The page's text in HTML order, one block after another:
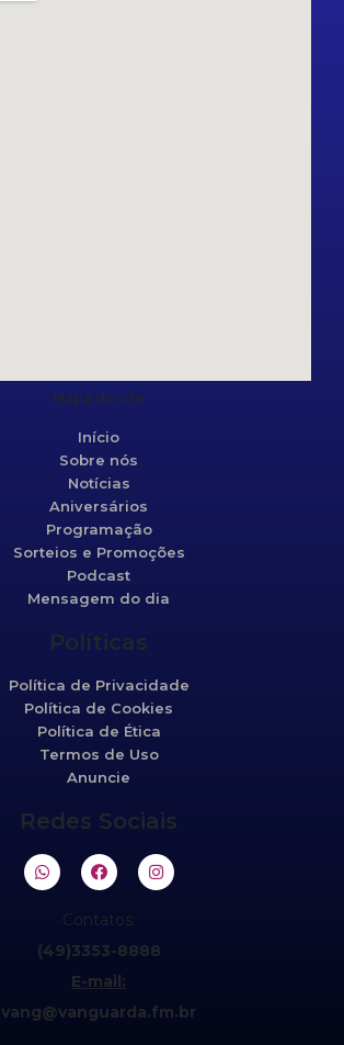
Mapa do site
Início
Sobre nós
Notícias
Aniversários
Programação
Sorteios e Promoções
Podcast
Mensagem do dia
Políticas
Política de Privacidade
Política de Cookies
Política de Ética
Termos de Uso
Anuncie
Redes Sociais
Contatos:
(49)3353-8888
E-mail:
vang@vanguarda.fm.br